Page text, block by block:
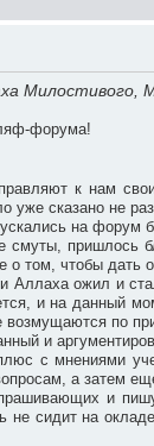
Милостивого,
форума!
к нам
уже сказано не раз.
на форум
пришлось
том, чтобы дать
ожил и
и на данный
по
и
с мнениями
а затем
и
сидит на